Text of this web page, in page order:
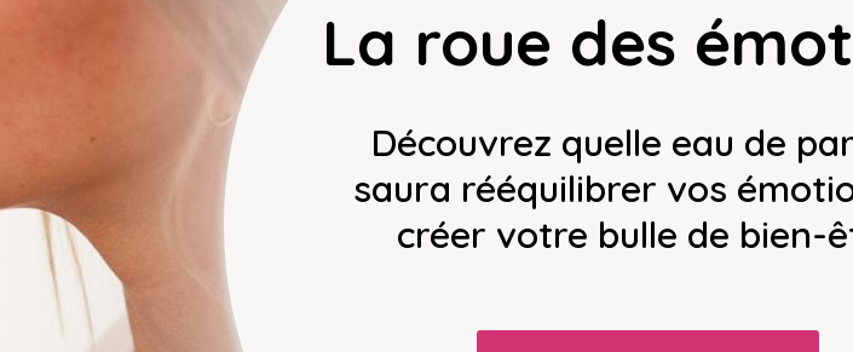
La roue des
Découvrez quelle eau de
saura rééquilibrer vos
créer votre bulle de bien-